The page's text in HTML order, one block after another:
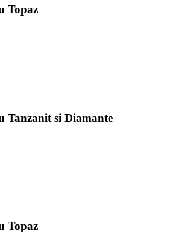
Topaz
Tanzanit si Diamante
Topaz